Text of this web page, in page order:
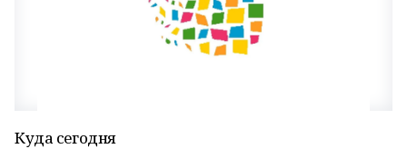
Куда сегодня